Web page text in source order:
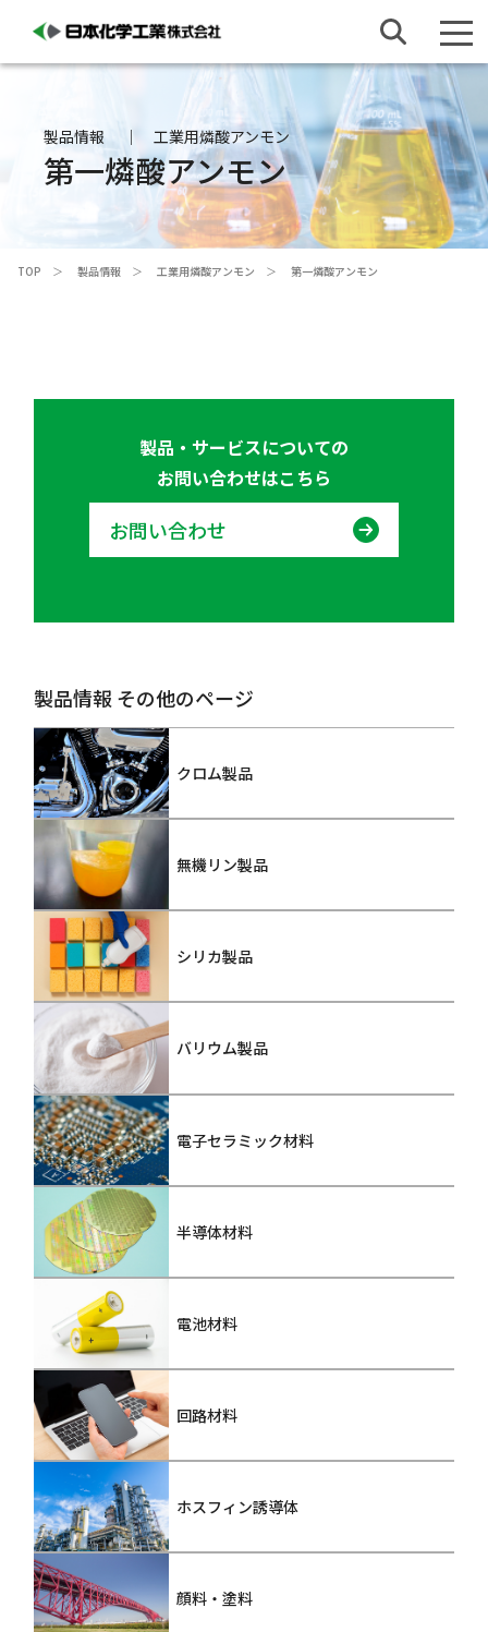
製品情報 工業用燐酸アンモン
第一燐酸アンモン
TOP 製品情報 工業用燐酸アンモン 第一燐酸アンモン
製品・サービスについての
お問い合わせはこちら
お問い合わせ
製品情報 その他のページ
クロム製品
無機リン製品
シリカ製品
バリウム製品
電子セラミック材料
半導体材料
電池材料
回路材料
ホスフィン誘導体
顔料・塗料